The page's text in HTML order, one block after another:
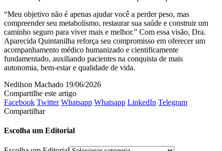
“Meu objetivo não é apenas ajudar você a perder peso, mas
compreender seu metabolismo, restaurar sua saúde e construir um
caminho seguro para viver mais e melhor.” Com essa visão, Dra.
Aparecida Quintanilha reforça seu compromisso em oferecer um
acompanhamento médico humanizado e cientificamente
fundamentado, auxiliando pacientes na conquista de mais
autonomia, bem-estar e qualidade de vida.
Nedilson Machado 19/06/2026
Compartilhe este artigo
Facebook Twitter Whatsapp Whatsapp LinkedIn Telegram
Compartilhar
Escolha um Editorial